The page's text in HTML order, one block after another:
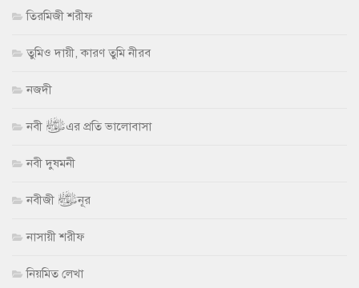
তিরমিজী শরীফ
তুমিও দায়ী, কারণ তুমি নীরব
নজদী
নবী ﷺ এর প্রতি ভালোবাসা
নবী দুষমনী
নবীজী ﷺ নূর
নাসায়ী শরীফ
নিয়মিত লেখা